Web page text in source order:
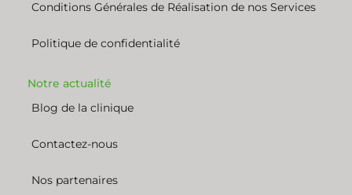
Conditions Générales de Réalisation de nos Services
Politique de confidentialité
Notre actualité
Blog de la clinique
Contactez-nous
Nos partenaires